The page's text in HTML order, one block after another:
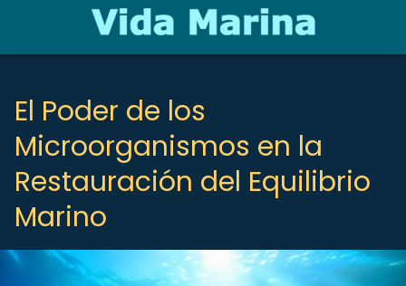
El Poder de los
Microorganismos en la
Restauración del Equilibrio
Marino